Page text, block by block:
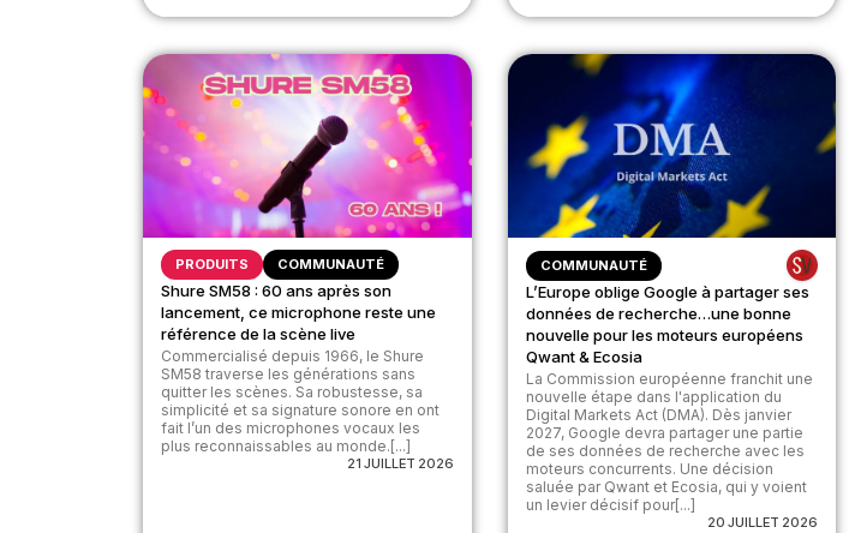
PRODUITS COMMUNAUTÉ
Shure SM58 : 60 ans après son
lancement, ce microphone reste une
référence de la scène live
Commercialisé depuis 1966, le Shure
SM58 traverse les générations sans
quitter les scènes. Sa robustesse, sa
simplicité et sa signature sonore en ont
fait l’un des microphones vocaux les
plus reconnaissables au monde.[...]
21 JUILLET 2026
COMMUNAUTÉ
L’Europe oblige Google à partager ses
données de recherche…une bonne
nouvelle pour les moteurs européens
Qwant & Ecosia
La Commission européenne franchit une
nouvelle étape dans l'application du
Digital Markets Act (DMA). Dès janvier
2027, Google devra partager une partie
de ses données de recherche avec les
moteurs concurrents. Une décision
saluée par Qwant et Ecosia, qui y voient
un levier décisif pour[...]
20 JUILLET 2026